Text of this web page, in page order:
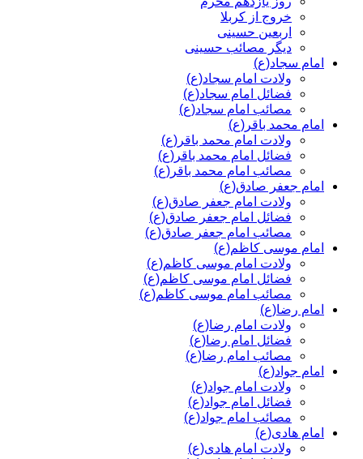
خروج از کربلا
اربعین حسینی
دیگر مصائب حسینی
امام سجاد(ع)
ولادت امام سجاد(ع)
فضائل امام سجاد(ع)
مصائب امام سجاد(ع)
امام محمد باقر(ع)
ولادت امام محمد باقر(ع)
فضائل امام محمد باقر(ع)
مصائب امام محمد باقر(ع)
امام جعفر صادق(ع)
ولادت امام جعفر صادق(ع)
فضائل امام جعفر صادق(ع)
مصائب امام جعفر صادق(ع)
امام موسی کاظم(ع)
ولادت امام موسی کاظم(ع)
فضائل امام موسی کاظم(ع)
مصائب امام موسی کاظم(ع)
امام رضا(ع)
ولادت امام رضا(ع)
فضائل امام رضا(ع)
مصائب امام رضا(ع)
امام جواد(ع)
ولادت امام جواد(ع)
فضائل امام جواد(ع)
مصائب امام جواد(ع)
امام هادی(ع)
ولادت امام هادی(ع)